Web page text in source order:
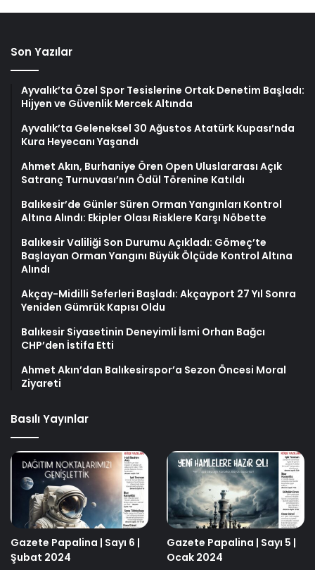
Son Yazılar
Ayvalık’ta Özel Spor Tesislerine Ortak Denetim Başladı:
Hijyen ve Güvenlik Mercek Altında
Ayvalık’ta Geleneksel 30 Ağustos Atatürk Kupası’nda
Kura Heyecanı Yaşandı
Ahmet Akın, Burhaniye Ören Open Uluslararası Açık
Satranç Turnuvası’nın Ödül Törenine Katıldı
Balıkesir’de Günler Süren Orman Yangınları Kontrol
Altına Alındı: Ekipler Olası Risklere Karşı Nöbette
Balıkesir Valiliği Son Durumu Açıkladı: Gömeç’te
Başlayan Orman Yangını Büyük Ölçüde Kontrol Altına
Alındı
Akçay-Midilli Seferleri Başladı: Akçayport 27 Yıl Sonra
Yeniden Gümrük Kapısı Oldu
Balıkesir Siyasetinin Deneyimli İsmi Orhan Bağcı
CHP’den İstifa Etti
Ahmet Akın’dan Balıkesirspor’a Sezon Öncesi Moral
Ziyareti
Basılı Yayınlar
Gazete Papalina | Sayı 6 |
Şubat 2024
Gazete Papalina | Sayı 5 |
Ocak 2024